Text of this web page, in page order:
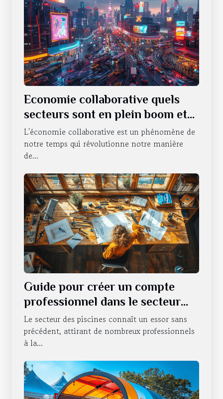
Economie collaborative quels
secteurs sont en plein boom et
pourquoi
L'économie collaborative est un phénomène de
notre temps qui révolutionne notre manière
de...
Guide pour créer un compte
professionnel dans le secteur
des piscines
Le secteur des piscines connaît un essor sans
précédent, attirant de nombreux professionnels
à la...